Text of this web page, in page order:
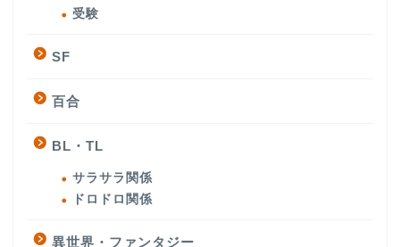
受験
SF
百合
BL・TL
サラサラ関係
ドロドロ関係
異世界・ファンタジー